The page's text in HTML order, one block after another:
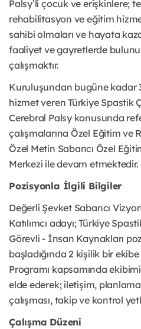
Palsy’li çocuk ve erişkinlere;
rehabilitasyon ve eğitim
sahibi olmaları ve hayata
faaliyet ve gayretlerde
çalışmaktır.
Kuruluşundan bugüne kadar
hizmet veren Türkiye Spastik
Cerebral Palsy konusunda
çalışmalarına Özel Eğitim ve
Özel Metin Sabancı Özel
Merkezi ile devam etmektedir.
Pozisyonla İlgili Bilgiler
Değerli Şevket Sabancı
Katılımcı adayı; Türkiye
Görevli - İnsan Kaynakları
başladığında 2 kişilik bir
Programı kapsamında
elde ederek; iletişim,
çalışması, takip ve kontrol
Çalışma Düzeni